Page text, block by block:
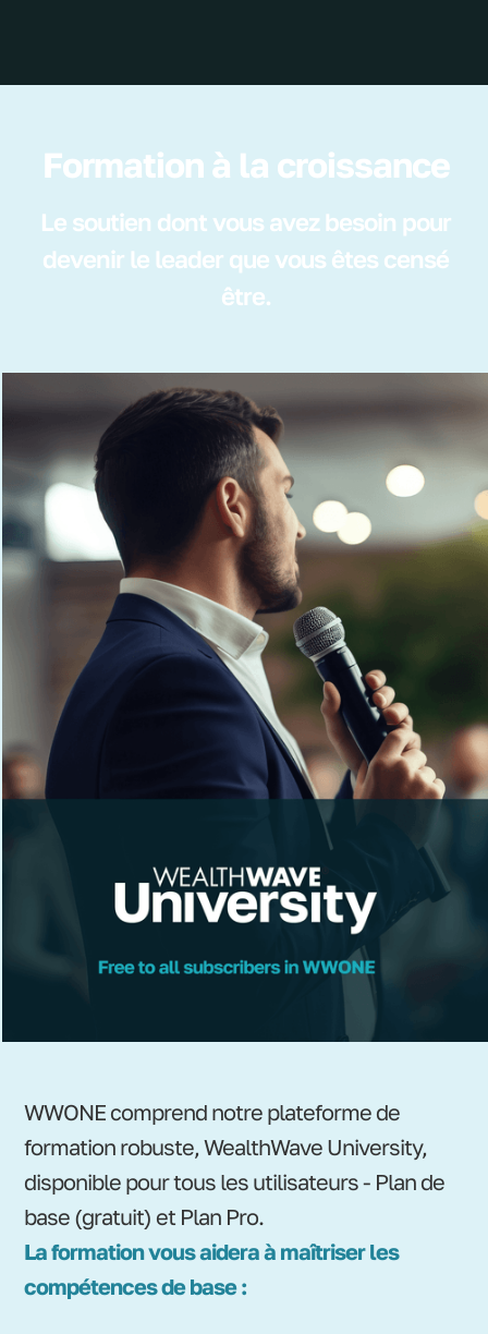
Formation à la croissance
Le soutien dont vous avez besoin pour
devenir le leader que vous êtes censé
être.
WWONE comprend notre plateforme de
formation robuste, WealthWave University,
disponible pour tous les utilisateurs - Plan de
base (gratuit) et Plan Pro.
La formation vous aidera à maîtriser les
compétences de base :